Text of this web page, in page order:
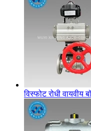
विस्फोट रोधी वायवीय